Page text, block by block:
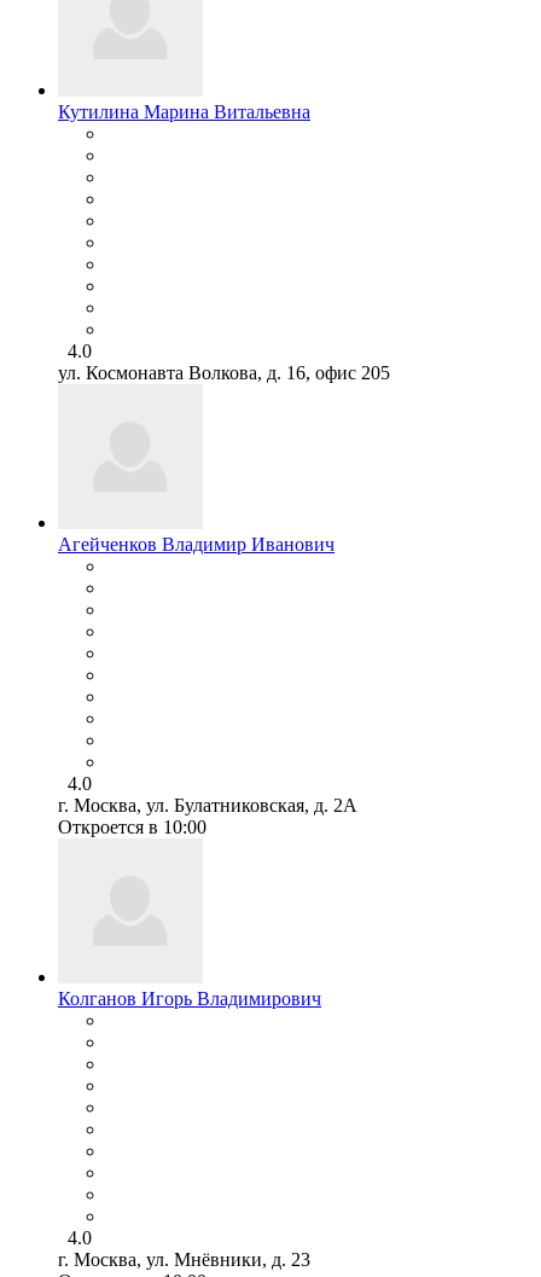
Кутилина Марина Витальевна
4.0
ул. Космонавта Волкова, д. 16, офис 205
Агейченков Владимир Иванович
4.0
г. Москва, ул. Булатниковская, д. 2А
Откроется в 10:00
Колганов Игорь Владимирович
4.0
г. Москва, ул. Мнёвники, д. 23